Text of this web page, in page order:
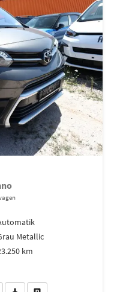
Metallic
km